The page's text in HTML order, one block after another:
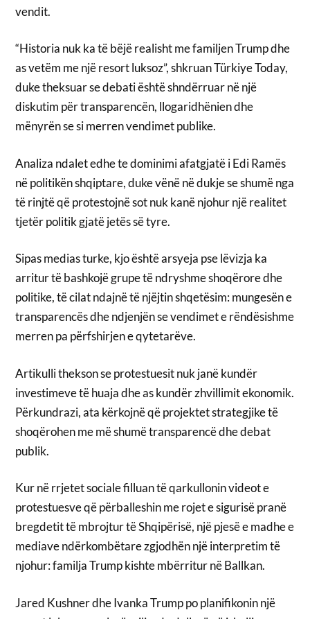
vendit.
“Historia nuk ka të bëjë realisht me familjen Trump dhe
as vetëm me një resort luksoz”, shkruan Türkiye Today,
duke theksuar se debati është shndërruar në një
diskutim për transparencën, llogaridhënien dhe
mënyrën se si merren vendimet publike.
Analiza ndalet edhe te dominimi afatgjatë i Edi Ramës
në politikën shqiptare, duke vënë në dukje se shumë nga
të rinjtë që protestojnë sot nuk kanë njohur një realitet
tjetër politik gjatë jetës së tyre.
Sipas medias turke, kjo është arsyeja pse lëvizja ka
arritur të bashkojë grupe të ndryshme shoqërore dhe
politike, të cilat ndajnë të njëjtin shqetësim: mungesën e
transparencës dhe ndjenjën se vendimet e rëndësishme
merren pa përfshirjen e qytetarëve.
Artikulli thekson se protestuesit nuk janë kundër
investimeve të huaja dhe as kundër zhvillimit ekonomik.
Përkundrazi, ata kërkojnë që projektet strategjike të
shoqërohen me më shumë transparencë dhe debat
publik.
Kur në rrjetet sociale filluan të qarkullonin videot e
protestuesve që përballeshin me rojet e sigurisë pranë
bregdetit të mbrojtur të Shqipërisë, një pjesë e madhe e
mediave ndërkombëtare zgjodhën një interpretim të
njohur: familja Trump kishte mbërritur në Ballkan.
Jared Kushner dhe Ivanka Trump po planifikonin një